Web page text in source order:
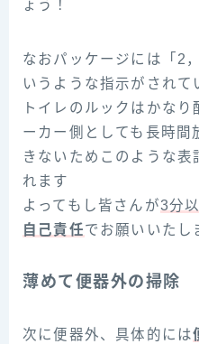
ょう！
なおパッケージには「2
いうような指示がされて
トイレのルックはかな
ーカー側としても長時間
きないためこのような表
れます
よってもし皆さんが3分
自己責任でお願いいたし
薄めて便器外の掃除
次に便器外、具体的には